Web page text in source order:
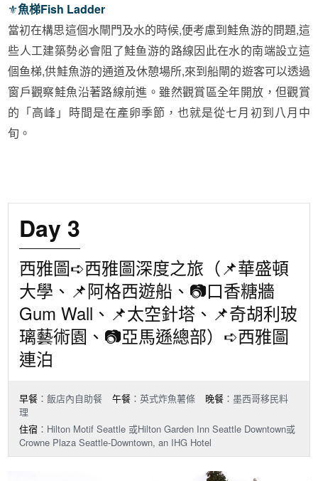
⚜︎魚梯Fish Ladder
當初在構思這個水閘門及水的時候,便考慮到鮭魚游的問題,這
些人工建築勢必會阻了鮭鱼游的路線因此在水的南端設立這
個鱼梯,供鮭魚游的通道及休憩場所,來到船閘的遊客可以透過
窗戶觀察鮭魚沿著路線前進。雖然觀賞區全年開放，但觀賞
的「高峰」時間是在產卵季節，也就是從七月初到八月中
旬。
Day 3
西雅圖➪西雅圖深度之旅（📌華盛頓
大學、📌阿格西遊船、📷口香糖牆
Gum Wall、📌太空針塔、📌奇胡利玻
璃藝術園、📷亞馬遜總部）➪西雅圖
連泊
早餐 ：飯店內自助餐 午餐 ：英式炸魚薯條 晚餐 ：墨西哥移民料
理
住宿 ：Hilton Motif Seattle 或Hilton Garden Inn Seattle Downtown或
Crowne Plaza Seattle-Downtown, an IHG Hotel